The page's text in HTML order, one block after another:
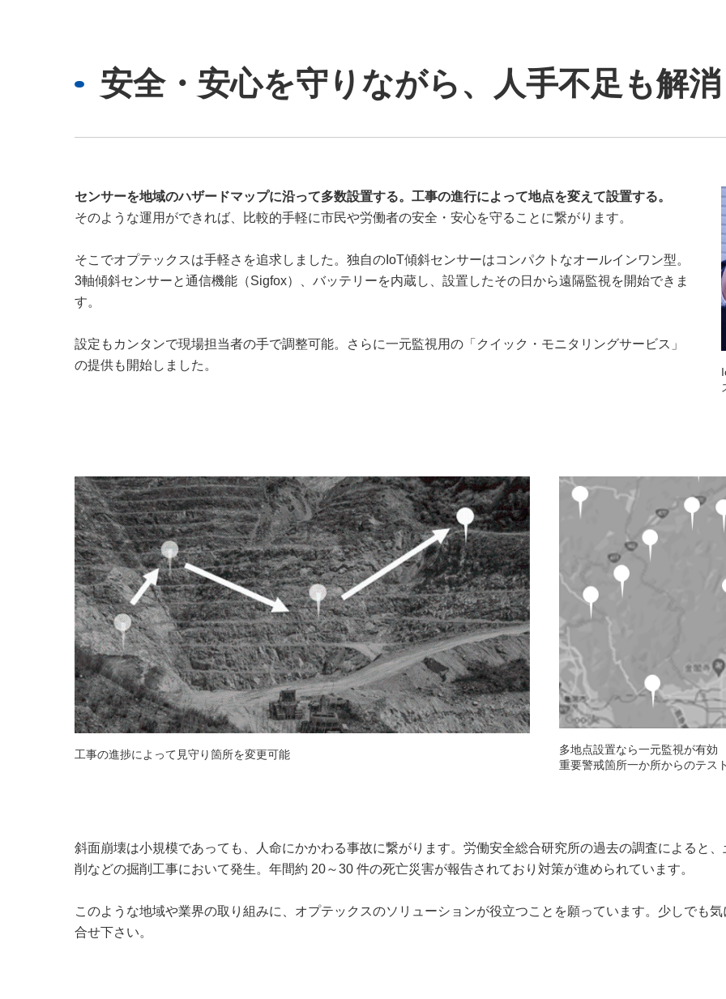
安全・安心を守りながら、人手不足も解
センサーを地域のハザードマップに沿って多数設置する。工事の進行によって地点を変えて設置する。
そのような運用ができれば、比較的手軽に市民や労働者の安全・安心を守ることに繋がります。
そこでオプテックスは手軽さを追求しました。独自のIoT傾斜センサーはコンパクトなオールインワン型。
3軸傾斜センサーと通信機能（Sigfox）、バッテリーを内蔵し、設置したその日から遠隔監視を開始できま
す。
設定もカンタンで現場担当者の手で調整可能。さらに一元監視用の「クイック・モニタリングサービス」
の提供も開始しました。
工事の進捗によって見守り箇所を変更可能
多地点設置なら一元監視が有効
重要警戒箇所一か所からのテス
斜面崩壊は小規模であっても、人命にかかわる事故に繋がります。労働安全総合研究所の過去の調査によると
削などの掘削工事において発生。年間約 20～30 件の死亡災害が報告されており対策が進められています。
このような地域や業界の取り組みに、オプテックスのソリューションが役立つことを願っています。少しでも
合せ下さい。